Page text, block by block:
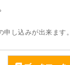
し込みが出来ます。